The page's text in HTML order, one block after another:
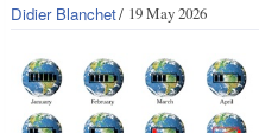
Didier Blanchet 19 May 2026